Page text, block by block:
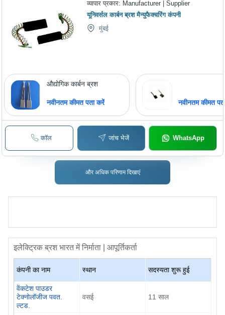
व्यापार प्रकार: Manufacturer | Supplier
यूनिवर्सल कार्बन ब्रश मैन्युफैक्चरिंग कंपनी
मुंबई
औद्योगिक कार्बन ब्रश
नवीनतम कीमत पता करें नवीनतम कीमत
कॉल जांच भेजें WhatsApp
और अधिक परिणाम दिखाएं
इलेक्ट्रिक ब्रश भारत में निर्माता | आपूर्तिकर्ता
कंपनी का नाम स्थान सदस्यता शुरू हुई
वेंकटेश पाउडर
टेक्नोलॉजीज पवत.
ल्टड.
वसई 11 साल